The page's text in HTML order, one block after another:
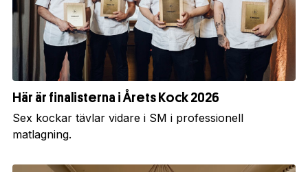
Här är finalisterna i Årets Kock 2026
Sex kockar tävlar vidare i SM i professionell
matlagning.